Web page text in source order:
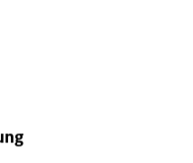
und Sichern